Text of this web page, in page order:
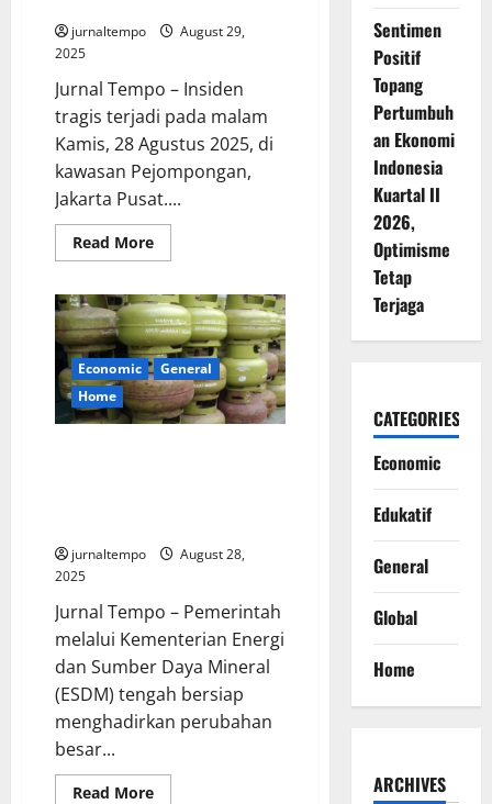
jurnaltempo
August 29,
2025
Jurnal Tempo – Insiden
tragis terjadi pada malam
Kamis, 28 Agustus 2025, di
kawasan Pejompongan,
Jakarta Pusat....
Read MoreRead
more
Metro
Benarkan
Ojol
Tewas
Terlindas
Rantis
Brimob
dalam
Demo
Economic
General
Home
jurnaltempo
August 28,
2025
Jurnal Tempo – Pemerintah
melalui Kementerian Energi
dan Sumber Daya Mineral
(ESDM) tengah bersiap
menghadirkan perubahan
besar...
Read MoreRead
Sentimen
Positif
Topang
Pertumbuh
an Ekonomi
Indonesia
Kuartal II
2026,
Optimisme
Tetap
Terjaga
CATEGORIES
Economic
Edukatif
General
Global
Home
ARCHIVES